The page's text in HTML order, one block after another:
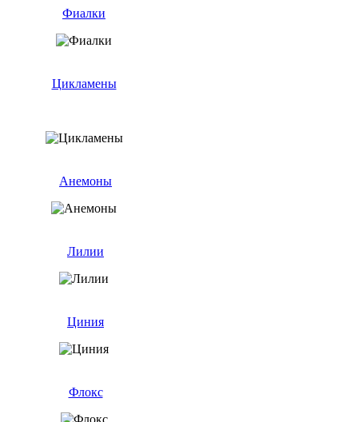
Фиалки
Цикламены
Анемоны
Лилии
Циния
Флокс